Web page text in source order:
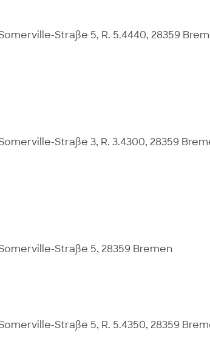
Straße 5, R. 5.4440, 28359
Straße 3, R. 3.4300, 28359
Straße 5, 28359 Bremen
Straße 5, R. 5.4350, 28359